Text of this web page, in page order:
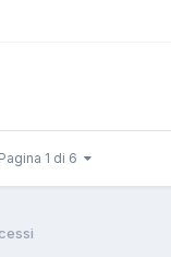
Pagina 1 di 6